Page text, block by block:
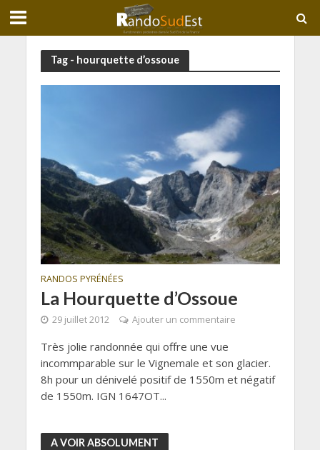
Tag - hourquette d’ossoue
RANDOS PYRÉNÉES
La Hourquette d’Ossoue
29 juillet 2012 Ajouter un commentaire
Très jolie randonnée qui offre une vue
incommparable sur le Vignemale et son glacier.
8h pour un dénivelé positif de 1550m et négatif
de 1550m. IGN 1647OT...
A VOIR ABSOLUMENT